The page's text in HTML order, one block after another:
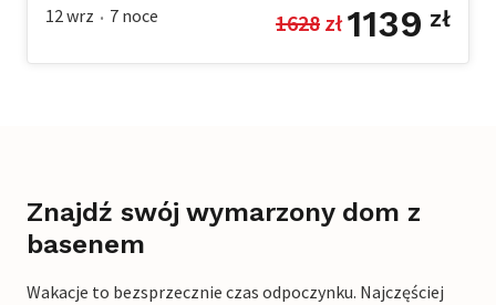
12 wrz • 7 noce 1628 zł 1139 zł
Znajdź swój wymarzony dom z
basenem
Wakacje to bezsprzecznie czas odpoczynku. Najczęściej